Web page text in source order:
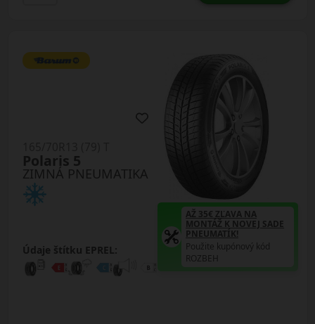
ZIMNÁ PNEUMATIKA
Polaris 5
Údaje štítku EPREL:
AŽ 35€ ZĽAVA NA
MONTÁŽ K NOVEJ SADE
PNEUMATÍK!
Použite kupónový kód
ROZBEH